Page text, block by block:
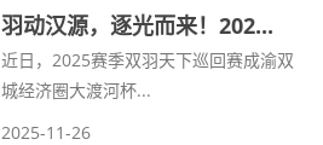
羽动汉源，逐光而来！202...
近日，2025赛季双羽天下巡回赛成渝双
城经济圈大渡河杯...
2025-11-26